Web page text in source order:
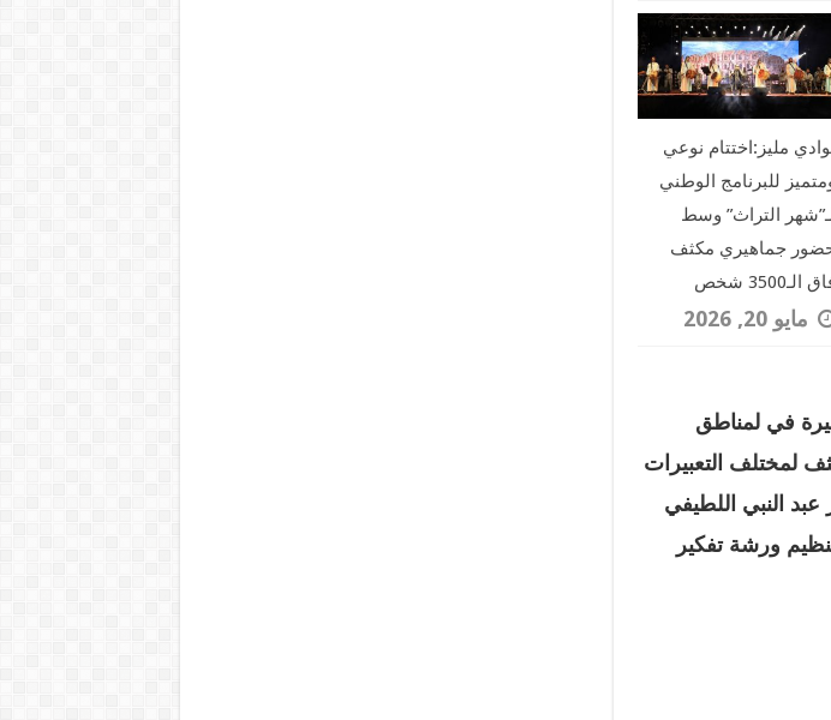
مليز:اختتام نوعي
للبرنامج الوطني
التراث” وسط
جماهيري مكثف
الـ3500 شخص
مايو 20, 2026
في لمناطق
لمختلف التعبيرات
النبي اللطيفي
ورشة تفكير